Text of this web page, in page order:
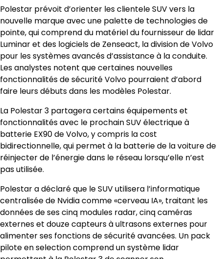
Polestar prévoit d’orienter les clientele SUV vers la
nouvelle marque avec une palette de technologies de
pointe, qui comprend du matériel du fournisseur de lidar
Luminar et des logiciels de Zenseact, la division de Volvo
pour les systèmes avancés d’assistance à la conduite.
Les analystes notent que certaines nouvelles
fonctionnalités de sécurité Volvo pourraient d’abord
faire leurs débuts dans les modèles Polestar.
La Polestar 3 partagera certains équipements et
fonctionnalités avec le prochain SUV électrique à
batterie EX90 de Volvo, y compris la cost
bidirectionnelle, qui permet à la batterie de la voiture de
réinjecter de l’énergie dans le réseau lorsqu’elle n’est
pas utilisée.
Polestar a déclaré que le SUV utilisera l’informatique
centralisée de Nvidia comme «cerveau IA», traitant les
données de ses cinq modules radar, cinq caméras
externes et douze capteurs à ultrasons externes pour
alimenter ses fonctions de sécurité avancées. Un pack
pilote en selection comprend un système lidar